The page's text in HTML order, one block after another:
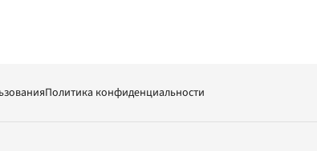
Политика конфиденциальности